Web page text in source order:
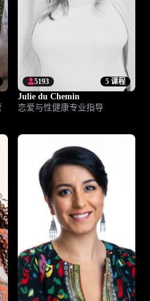
5 课程
5193
Julie du Chemin
恋爱与性健康专业指导